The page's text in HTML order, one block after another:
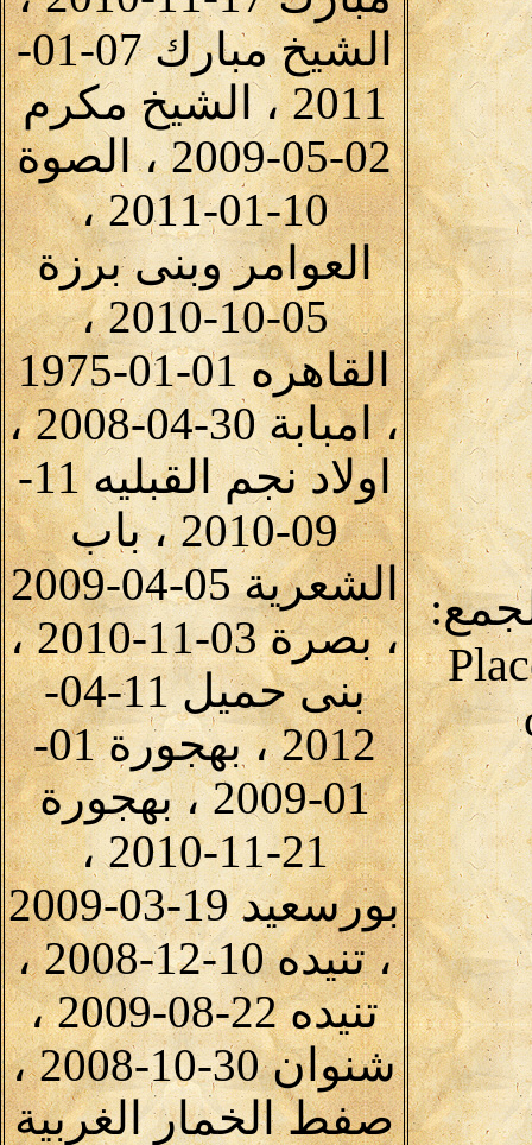
الشيخ مبارك 07-01-
2011 ، الشيخ مكرم
02-05-2009 ، الصوة
10-01-2011 ،
العوامر وبنى برزة
05-10-2010 ،
القاهره 01-01-1975
، امبابة 30-04-2008 ،
اولاد نجم القبليه 11-
09-2010 ، باب
الشعرية 05-04-2009
، بصرة 03-11-2010 ،
بنى حميل 11-04-
2012 ، بهجورة 01-
01-2009 ، بهجورة
21-11-2010 ،
بورسعيد 19-03-2009
، تنيده 10-12-2008 ،
تنيده 22-08-2009 ،
شنوان 30-10-2008 ،
صفط الخمار الغربية